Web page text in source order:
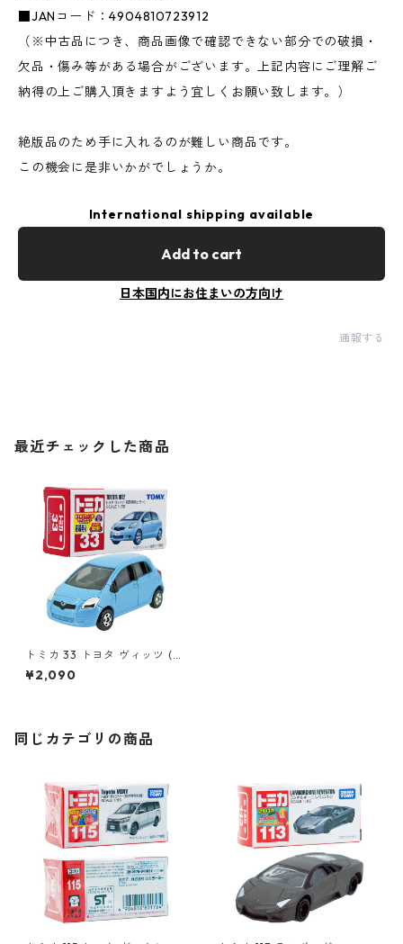
■JANコード：4904810723912
（※中古品につき、商品画像で確認できない部分での破損・
欠品・傷み等がある場合がございます。上記内容にご理解ご
納得の上ご購入頂きますよう宜しくお願い致します。）
絶版品のため手に入れるのが難しい商品です。
この機会に是非いかがでしょうか。
International shipping available
Add to cart
日本国内にお住まいの方向け
通報する
最近チェックした商品
トミカ 33 トヨタ ヴィッツ (初
回特別カラー) #10723912
¥2,090
同じカテゴリの商品